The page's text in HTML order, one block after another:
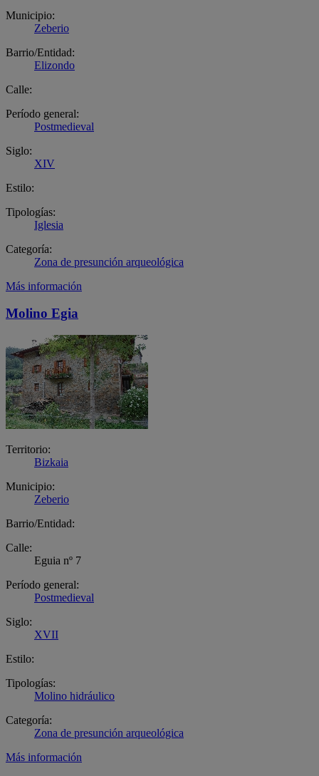
Municipio:
Zeberio
Barrio/Entidad:
Elizondo
Calle:
Período general:
Postmedieval
Siglo:
XIV
Estilo:
Tipologías:
Iglesia
Categoría:
Zona de presunción arqueológica
Más información
Molino Egia
Territorio:
Bizkaia
Municipio:
Zeberio
Barrio/Entidad:
Calle:
Eguia nº 7
Período general:
Postmedieval
Siglo:
XVII
Estilo:
Tipologías:
Molino hidráulico
Categoría:
Zona de presunción arqueológica
Más información